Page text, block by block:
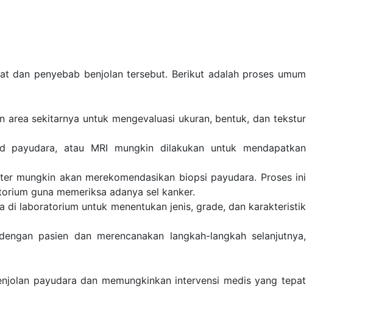
dan penyebab benjolan tersebut. Berikut adalah proses umum
sekitarnya untuk mengevaluasi ukuran, bentuk, dan tekstur
atau MRI mungkin dilakukan untuk mendapatkan
mungkin akan merekomendasikan biopsi payudara. Proses ini
guna memeriksa adanya sel kanker.
laboratorium untuk menentukan jenis, grade, dan karakteristik
pasien dan merencanakan langkah-langkah selanjutnya,
payudara dan memungkinkan intervensi medis yang tepat